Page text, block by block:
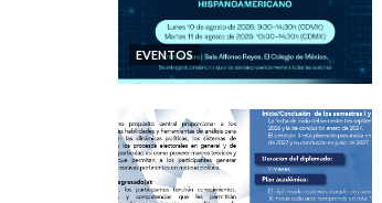
EVENTOS